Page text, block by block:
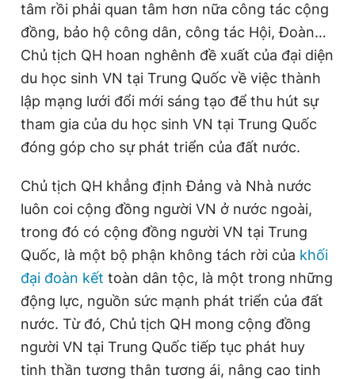
tâm rồi phải quan tâm hơn nữa công tác cộng
đồng, bảo hộ công dân, công tác Hội, Đoàn…
Chủ tịch QH hoan nghênh đề xuất của đại diện
du học sinh VN tại Trung Quốc về việc thành
lập mạng lưới đổi mới sáng tạo để thu hút sự
tham gia của du học sinh VN tại Trung Quốc
đóng góp cho sự phát triển của đất nước.
Chủ tịch QH khẳng định Đảng và Nhà nước
luôn coi cộng đồng người VN ở nước ngoài,
trong đó có cộng đồng người VN tại Trung
Quốc, là một bộ phận không tách rời của khối
đại đoàn kết toàn dân tộc, là một trong những
động lực, nguồn sức mạnh phát triển của đất
nước. Từ đó, Chủ tịch QH mong cộng đồng
người VN tại Trung Quốc tiếp tục phát huy
tinh thần tương thân tương ái, nâng cao tinh